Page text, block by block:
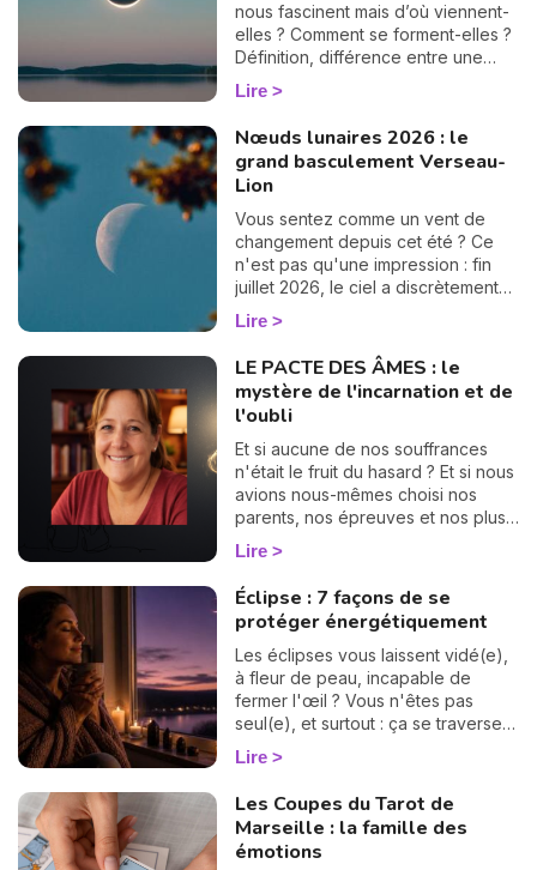
nous fascinent mais d’où viennent-
elles ? Comment se forment-elles ?
Définition, différence entre une
éclipse lunaire et solaire, influence
en astrologie et dates des éclipses
sujet.
Lire
Nœuds lunaires 2026 : le
grand basculement Verseau-
Lion
Vous sentez comme un vent de
changement depuis cet été ? Ce
n'est pas qu'une impression : fin
juillet 2026, le ciel a discrètement
tourné une grande page. Les
nœuds lunaires ont changé d'axe !
Le nœud nord quitte les Poissons
pour s'installer en Verseau,
pendant que le nœud sud passe
de la Vierge au Lion. Rassurez-
vous, pas besoin d'être astrologue
pour le ressentir : ce basculement,
qui n'arrive que tous les 18 mois
environ, vient rebattre en douceur
Et croyez-moi, vous allez adorer la
suite. 💫
Lire
LE PACTE DES ÂMES : le
mystère de l'incarnation et de
l'oubli
Et si aucune de nos souffrances
n'était le fruit du hasard ? Et si nous
avions nous-mêmes choisi nos
parents, nos épreuves et nos plus
grandes déchirures, bien avant
notre premier souffle ? C'est le
vertigineux mystère du « Pacte des
Âmes » que nous explore Vanesa
Vidente, voyante, tarologue et
médium reconnue sur Wengo. Forte
de nombreuses années
d'expérience et plébiscitée par sa
communauté — 2972 avis reçus,
ou très positifs —, elle est réputée
précises, idéales pour celles et
ceux qui souhaitent avancer sans
hésiter. Dans cet article, elle lève le
Lire
Éclipse : 7 façons de se
protéger énergétiquement
Les éclipses vous laissent vidé(e),
à fleur de peau, incapable de
fermer l'œil ? Vous n'êtes pas
seul(e), et surtout : ça se traverse
en douceur. Voici 7 gestes simples
et bienveillants pour vous protéger
calme intérieur. 🛡️🌒
Lire
Les Coupes du Tarot de
Marseille : la famille des
émotions